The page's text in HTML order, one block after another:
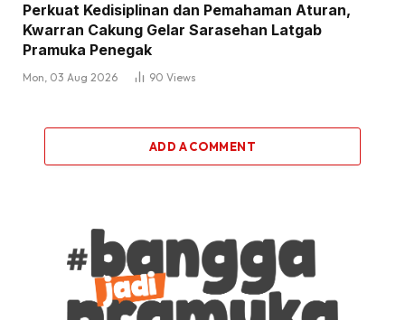
Perkuat Kedisiplinan dan Pemahaman Aturan,
Kwarran Cakung Gelar Sarasehan Latgab
Pramuka Penegak
Mon, 03 Aug 2026 90 Views
ADD A COMMENT